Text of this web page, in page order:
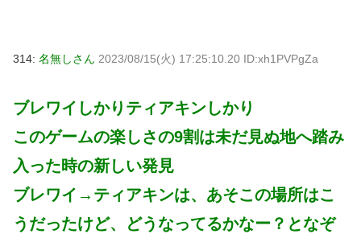
314: 名無しさん 2023/08/15(火) 17:25:10.20 ID:xh1PVPgZa
ブレワイしかりティアキンしかり
このゲームの楽しさの9割は未だ見ぬ地へ踏み
入った時の新しい発見
ブレワイ→ティアキンは、あそこの場所はこ
うだったけど、どうなってるかなー？となぞ